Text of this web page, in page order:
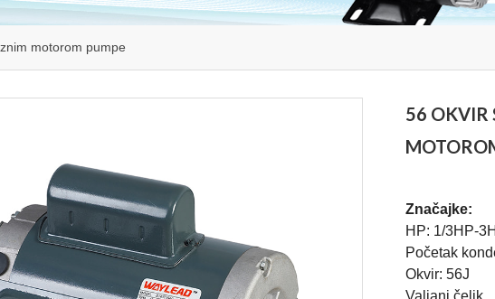
motorom pumpe
56 OKVIR
Značajke:
HP: 1/3HP-
Početak
Okvir: 56J
Valjani čelik